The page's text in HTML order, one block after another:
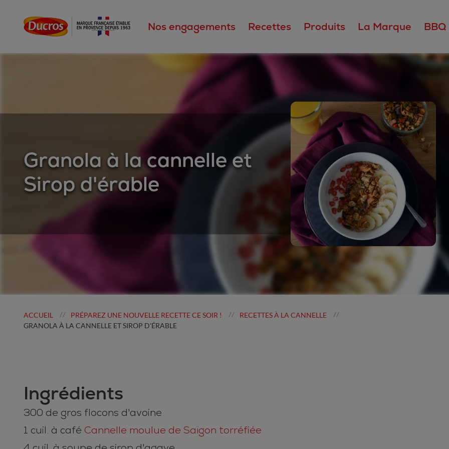
Nos engagements Recettes Produits La Marque BBQ
Granola à la cannelle et
Sirop d'érable
ACCUEIL // PRÉPAREZ UNE NOUVELLE RECETTE CE SOIR ! // RECETTES À LA CANNELLE //
GRANOLA À LA CANNELLE ET SIROP D'ÉRABLE
Ingrédients
300 de gros flocons d'avoine
1 cuil. à café Cannelle moulue de Saïgon torréfiée